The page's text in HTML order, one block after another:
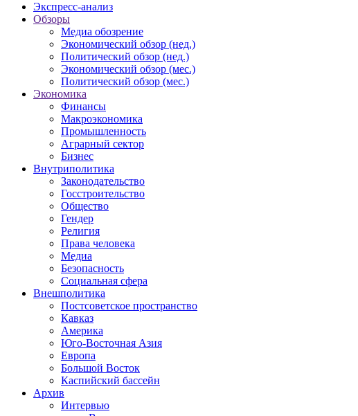
Экспресс-анализ
Обзоры
Медиа обозрение
Экономический обзор (нед.)
Политический обзор (нед.)
Экономический обзор (мес.)
Политический обзор (мес.)
Экономика
Финансы
Макроэкономика
Промышленность
Аграрный сектор
Бизнес
Внутриполитика
Законодательство
Госстроительство
Общество
Гендер
Религия
Права человека
Медиа
Безопасность
Социальная сфера
Внешполитика
Постсоветское пространство
Кавказ
Америка
Юго-Восточная Азия
Европа
Большой Восток
Каспийский бассейн
Архив
Интервью